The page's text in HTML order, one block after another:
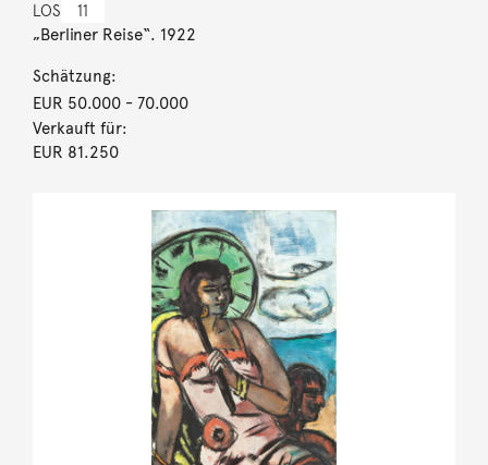
LOS 11
„Berliner Reise“. 1922
Schätzung:
EUR 50.000- 70.000
Verkauft für:
EUR 81.250